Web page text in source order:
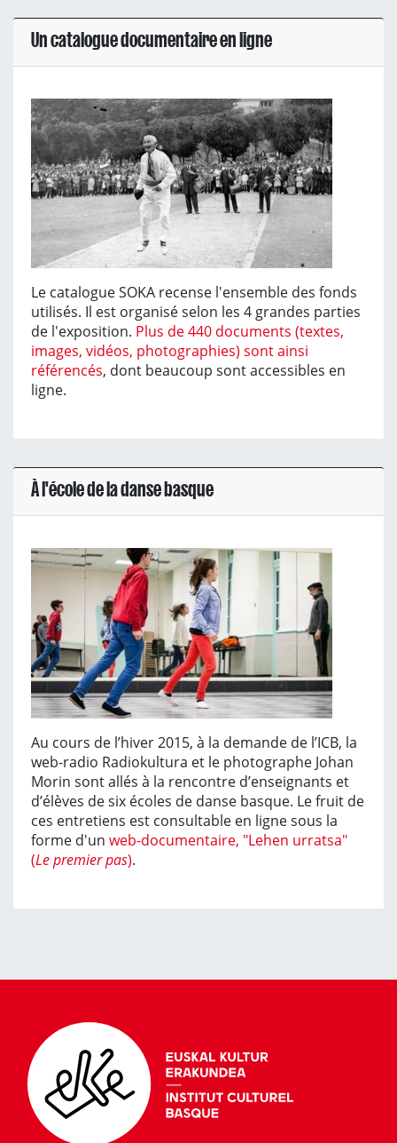
Un catalogue documentaire en ligne
Le catalogue SOKA recense l'ensemble des fonds
utilisés. Il est organisé selon les 4 grandes parties
de l'exposition. Plus de 440 documents (textes,
images, vidéos, photographies) sont ainsi
référencés, dont beaucoup sont accessibles en
ligne.
À l'école de la danse basque
Au cours de l’hiver 2015, à la demande de l’ICB, la
web-radio Radiokultura et le photographe Johan
Morin sont allés à la rencontre d’enseignants et
d’élèves de six écoles de danse basque. Le fruit de
ces entretiens est consultable en ligne sous la
forme d'un web-documentaire, "Lehen urratsa"
(Le premier pas).